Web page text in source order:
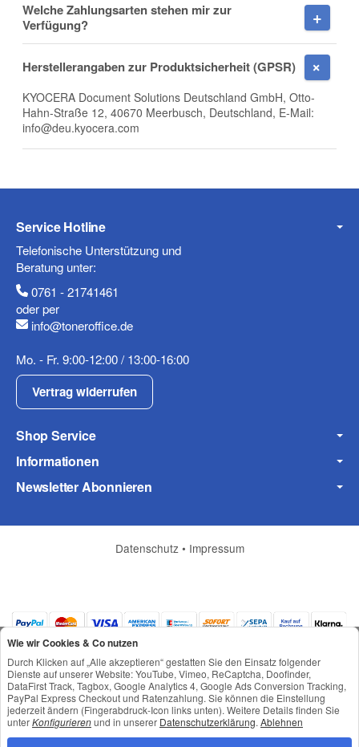
Mobiltelefon
Fax
Frage zum Artikel
Ihre Frage
(* = Pflichtfelder)
Welche Zahlungsarten stehen mir zur
Verfügung?
Herstellerangaben zur Produktsicherheit (GPSR)
KYOCERA Document Solutions Deutschland GmbH, Otto-
Hahn-Straße 12, 40670 Meerbusch, Deutschland, E-Mail:
info@deu.kyocera.com
Service Hotline
Telefonische Unterstützung und
Beratung unter:
0761 - 21741461
oder per
info@toneroffice.de
Mo. - Fr. 9:00-12:00 / 13:00-16:00
Vertrag widerrufen
Shop Service
Informationen
Newsletter Abonnieren
Datenschutz • Impressum
*Alle Preise inkl. gesetzlicher USt., zzgl.Versand
© © Toneroffice.de
Wie wir Cookies & Co nutzen
Durch Klicken auf „Alle akzeptieren“ gestatten Sie den Einsatz folgender
Dienste auf unserer Website: YouTube, Vimeo, ReCaptcha, Doofinder,
DataFirst Track, Tagbox, Google Analytics 4, Google Ads Conversion Tracking,
PayPal Express Checkout und Ratenzahlung. Sie können die Einstellung
jederzeit ändern (Fingerabdruck-Icon links unten). Weitere Details finden Sie
unterKonfigurierenund in unserer Datenschutzerklärung. Ablehnen